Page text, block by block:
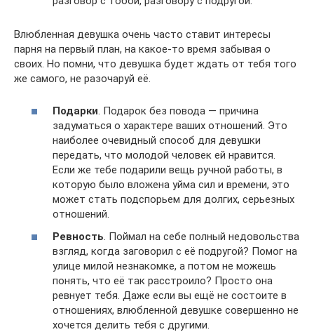
Влюбленная девушка очень часто ставит интересы
парня на первый план, на какое-то время забывая о
своих. Но помни, что девушка будет ждать от тебя того
же самого, не разочаруй её.
Подарки. Подарок без повода — причина
задуматься о характере ваших отношений. Это
наиболее очевидный способ для девушки
передать, что молодой человек ей нравится.
Если же тебе подарили вещь ручной работы, в
которую было вложена уйма сил и времени, это
может стать подспорьем для долгих, серьезных
отношений.
Ревность . Поймал на себе полный недовольства
взгляд, когда заговорил с её подругой? Помог на
улице милой незнакомке, а потом не можешь
понять, что её так расстроило? Просто она
ревнует тебя. Даже если вы ещё не состоите в
отношениях, влюбленной девушке совершенно не
хочется делить тебя с другими.